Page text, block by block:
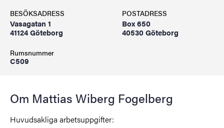
BESÖKSADRESS
Vasagatan 1
41124 Göteborg
Rumsnummer
C509
POSTADRESS
Box 650
40530 Göteborg
Om Mattias Wiberg Fogelberg
Huvudsakliga arbetsuppgifter: